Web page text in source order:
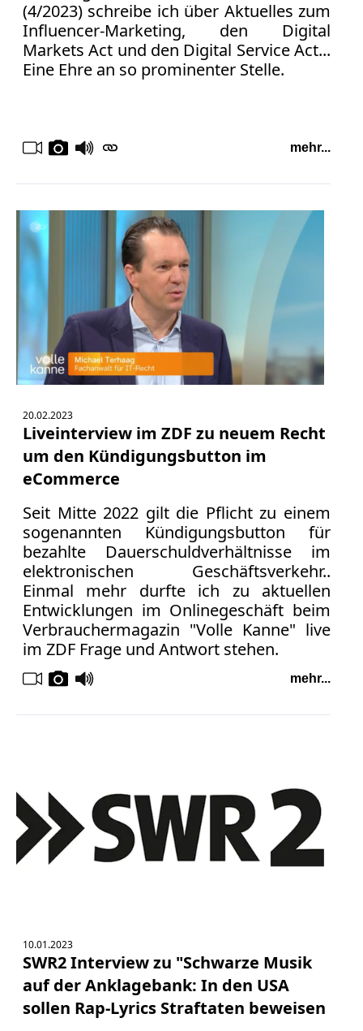
(4/2023) schreibe ich über Aktuelles zum
Influencer-Marketing, den Digital
Markets Act und den Digital Service Act...
Eine Ehre an so prominenter Stelle.
mehr...
20.02.2023
Liveinterview im ZDF zu neuem Recht
um den Kündigungsbutton im
eCommerce
Seit Mitte 2022 gilt die Pflicht zu einem
sogenannten Kündigungsbutton für
bezahlte Dauerschuldverhältnisse im
elektronischen Geschäftsverkehr..
Einmal mehr durfte ich zu aktuellen
Entwicklungen im Onlinegeschäft beim
Verbrauchermagazin "Volle Kanne" live
im ZDF Frage und Antwort stehen.
mehr...
10.01.2023
SWR2 Interview zu "Schwarze Musik
auf der Anklagebank: In den USA
sollen Rap-Lyrics Straftaten beweisen